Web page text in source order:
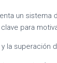
un sistema
para
la superación